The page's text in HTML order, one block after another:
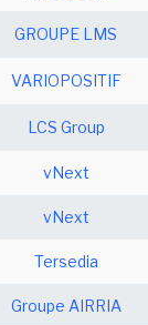
GROUPE LMS
VARIOPOSITIF
LCS Group
vNext
vNext
Tersedia
Groupe AIRRIA